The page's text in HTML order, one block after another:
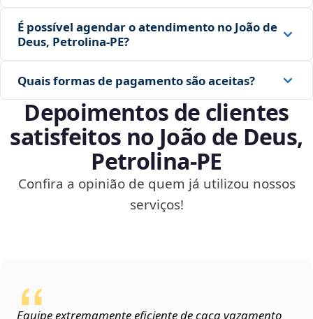
É possível agendar o atendimento no João de
Deus, Petrolina‑PE?
Quais formas de pagamento são aceitas?
Depoimentos de clientes
satisfeitos no João de Deus,
Petrolina‑PE
Confira a opinião de quem já utilizou nossos
serviços!
Equipe extremamente eficiente de caça vazamento